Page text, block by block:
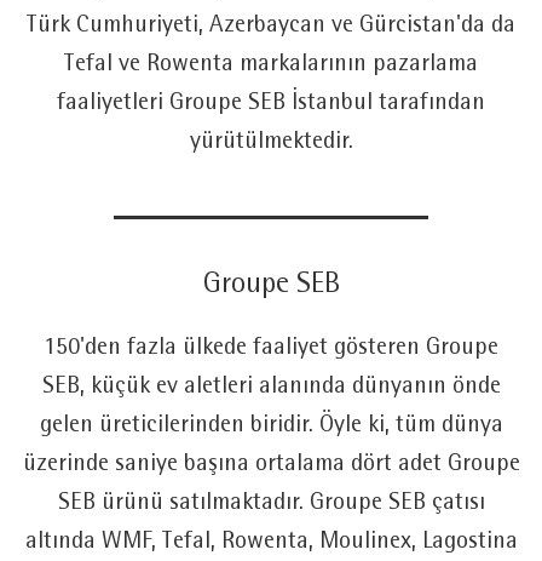
Türk Cumhuriyeti, Azerbaycan ve Gürcistan'da da
Tefal ve Rowenta markalarının pazarlama
faaliyetleri Groupe SEB İstanbul tarafından
yürütülmektedir.
Groupe SEB
150'den fazla ülkede faaliyet gösteren Groupe
SEB, küçük ev aletleri alanında dünyanın önde
gelen üreticilerinden biridir. Öyle ki, tüm dünya
üzerinde saniye başına ortalama dört adet Groupe
SEB ürünü satılmaktadır. Groupe SEB çatısı
altında WMF, Tefal, Rowenta, Moulinex, Lagostina